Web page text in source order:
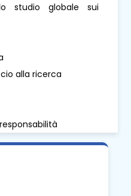
studio globale sui
alla ricerca